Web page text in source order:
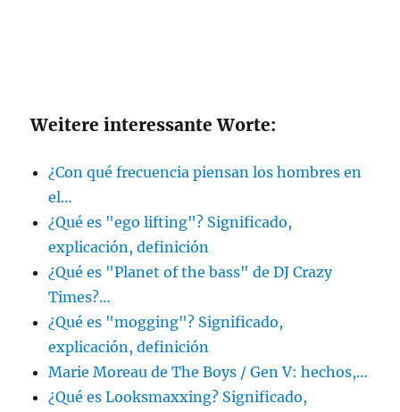
Weitere interessante Worte:
¿Con qué frecuencia piensan los hombres en
el…
¿Qué es "ego lifting"? Significado,
explicación, definición
¿Qué es "Planet of the bass" de DJ Crazy
Times?…
¿Qué es "mogging"? Significado,
explicación, definición
Marie Moreau de The Boys / Gen V: hechos,…
¿Qué es Looksmaxxing? Significado,